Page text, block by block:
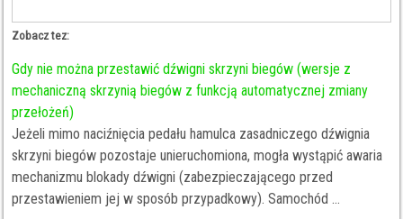
Zobacz tez:
Gdy nie można przestawić dźwigni skrzyni biegów (wersje z
mechaniczną skrzynią biegów z funkcją automatycznej zmiany
przełożeń)
Jeżeli mimo naciźnięcia pedału hamulca zasadniczego dźwignia
skrzyni biegów pozostaje unieruchomiona, mogła wystąpić awaria
mechanizmu blokady dźwigni (zabezpieczającego przed
przestawieniem jej w sposób przypadkowy). Samochód ...